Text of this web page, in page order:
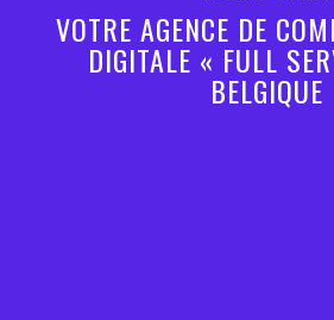
VOTRE AGENCE DE
DIGITALE « FULL
BELGIQUE